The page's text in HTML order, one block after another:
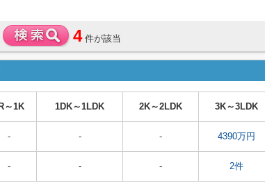
4 件が該当
～1K 1DK～1LDK 2K～2LDK 3K～3LDK
- - - 4390万円
- - - 2件